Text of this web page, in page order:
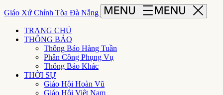
Giáo Xứ Chính Tòa Đà Nẵng
TRANG CHỦ
THÔNG BÁO
Thông Báo Hàng Tuần
Phân Công Phụng Vụ
Thông Báo Khác
THỜI SỰ
Giáo Hội Hoàn Vũ
Giáo Hội Việt Nam